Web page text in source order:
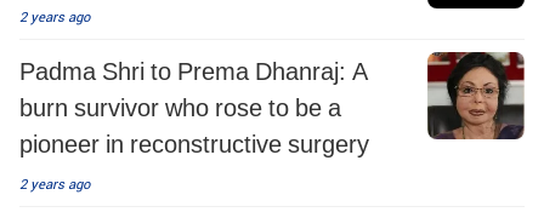
2 years ago
Padma Shri to Prema Dhanraj: A
burn survivor who rose to be a
pioneer in reconstructive surgery
2 years ago